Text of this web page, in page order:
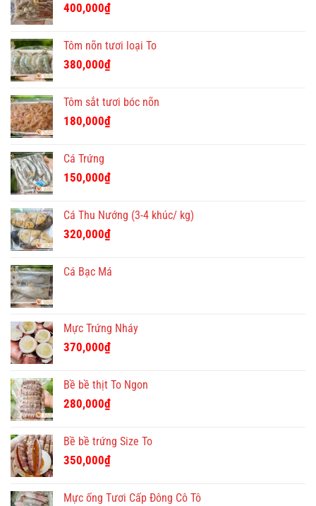
400,000₫
Tôm nõn tươi loại To
380,000₫
Tôm sắt tươi bóc nõn
180,000₫
Cá Trứng
150,000₫
Cá Thu Nướng (3-4 khúc/ kg)
320,000₫
Cá Bạc Má
Mực Trứng Nháy
370,000₫
Bề bề thịt To Ngon
280,000₫
Bề bề trứng Size To
350,000₫
Mực ống Tươi Cấp Đông Cô Tô